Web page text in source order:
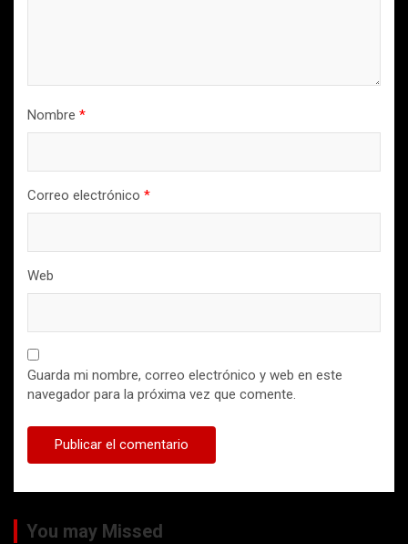
Nombre *
Correo electrónico *
Web
Guarda mi nombre, correo electrónico y web en este
navegador para la próxima vez que comente.
You may Missed